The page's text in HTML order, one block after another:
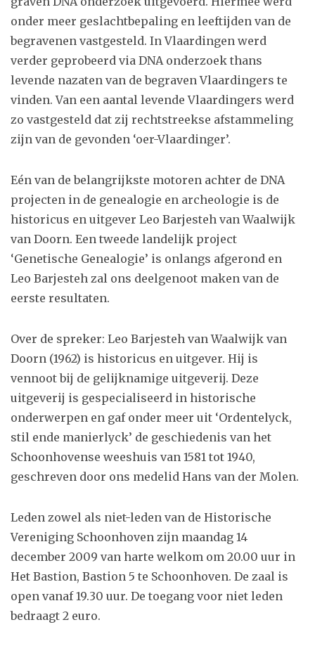
onder meer geslachtbepaling en leeftijden van de
begravenen vastgesteld. In Vlaardingen werd
verder geprobeerd via DNA onderzoek thans
levende nazaten van de begraven Vlaardingers te
vinden. Van een aantal levende Vlaardingers werd
zo vastgesteld dat zij rechtstreekse afstammeling
zijn van de gevonden ‘oer-Vlaardinger’.
Eén van de belangrijkste motoren achter de DNA
projecten in de genealogie en archeologie is de
historicus en uitgever Leo Barjesteh van Waalwijk
van Doorn. Een tweede landelijk project
‘Genetische Genealogie’ is onlangs afgerond en
Leo Barjesteh zal ons deelgenoot maken van de
eerste resultaten.
Over de spreker: Leo Barjesteh van Waalwijk van
Doorn (1962) is historicus en uitgever. Hij is
vennoot bij de gelijknamige uitgeverij. Deze
uitgeverij is gespecialiseerd in historische
onderwerpen en gaf onder meer uit ‘Ordentelyck,
stil ende manierlyck’ de geschiedenis van het
Schoonhovense weeshuis van 1581 tot 1940,
geschreven door ons medelid Hans van der Molen.
Leden zowel als niet-leden van de Historische
Vereniging Schoonhoven zijn maandag 14
december 2009 van harte welkom om 20.00 uur in
Het Bastion, Bastion 5 te Schoonhoven. De zaal is
open vanaf 19.30 uur. De toegang voor niet leden
bedraagt 2 euro.